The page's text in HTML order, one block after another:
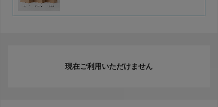
現在ご利用いただけません